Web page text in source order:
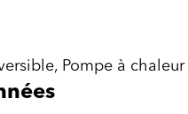
Pompe à chaleur